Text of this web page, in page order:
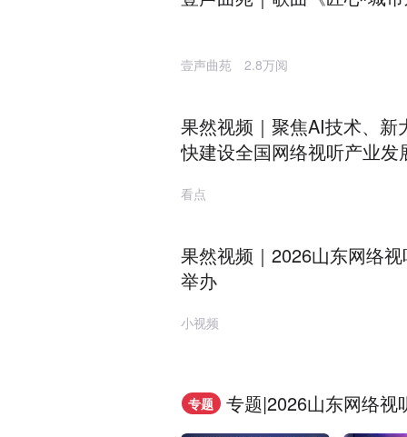
壹声曲苑 2.8万阅
果然视频｜聚焦AI技术、
快建设全国网络视听产业发
看点
果然视频｜2026山东网络
举办
小视频
专题 专题|2026山东网络视